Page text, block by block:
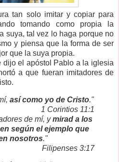
tan solo imitar y copiar para
tomando como propia la
suya, tal vez lo haga porque no
y piensa que la forma de ser
que la suya propia.
el apóstol Pablo a la iglesia
a que fueran imitadores de
así como yo de Cristo."
1 Corintios 11:1
de mí, ymirad a los
según el ejemplo que
nosotros."
Filipenses 3:17